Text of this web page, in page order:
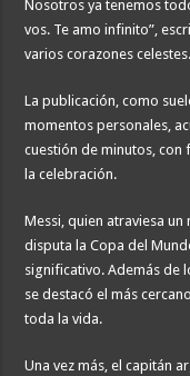
Nosotros ya tenemos
vos. Te amo infinito”,
varios corazones celestes.
La publicación, como
momentos personales,
cuestión de minutos, con
la celebración.
Messi, quien atraviesa
disputa la Copa del
significativo. Además de
se destacó el más
toda la vida.
Una vez más, el capitán